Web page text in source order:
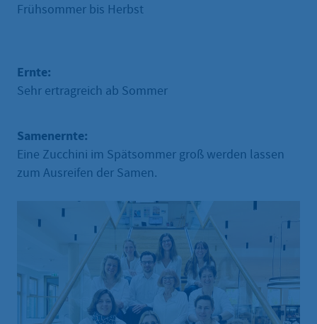
Frühsommer bis Herbst
Ernte:
Sehr ertragreich ab Sommer
Samenernte:
Eine Zucchini im Spätsommer groß werden lassen
zum Ausreifen der Samen.